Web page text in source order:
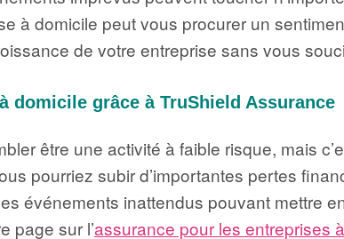
à domicile peut vous procurer un
de votre entreprise sans vous
domicile grâce à TruShield Assurance
être une activité à faible risque, mais
pourriez subir d’importantes pertes
événements inattendus pouvant mettre
page sur l’assurance pour les entreprises